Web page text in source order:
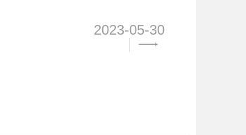
2023-05-30